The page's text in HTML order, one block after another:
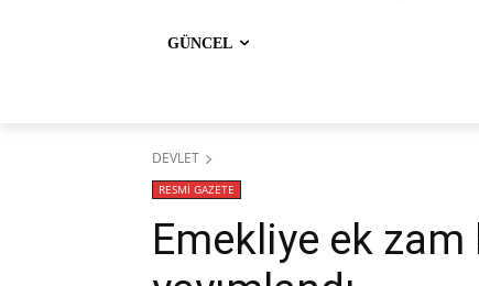
GÜNCEL
DEVLET
RESMİ GAZETE
Emekliye ek zam